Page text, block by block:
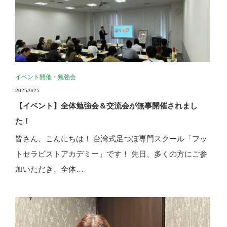
イベント開催・ 勉強会
2025/9/25
【イベント】全体勉強会＆交流会が無事開催されまし
た！
皆さん、こんにちは！ 台湾式足つぼ専門スクール「フッ
トセラピストアカデミー」です！ 先日、多くの方にご参
加いただき、全体…